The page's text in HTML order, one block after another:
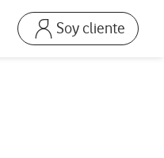
Soy cliente
Ir a la pagina